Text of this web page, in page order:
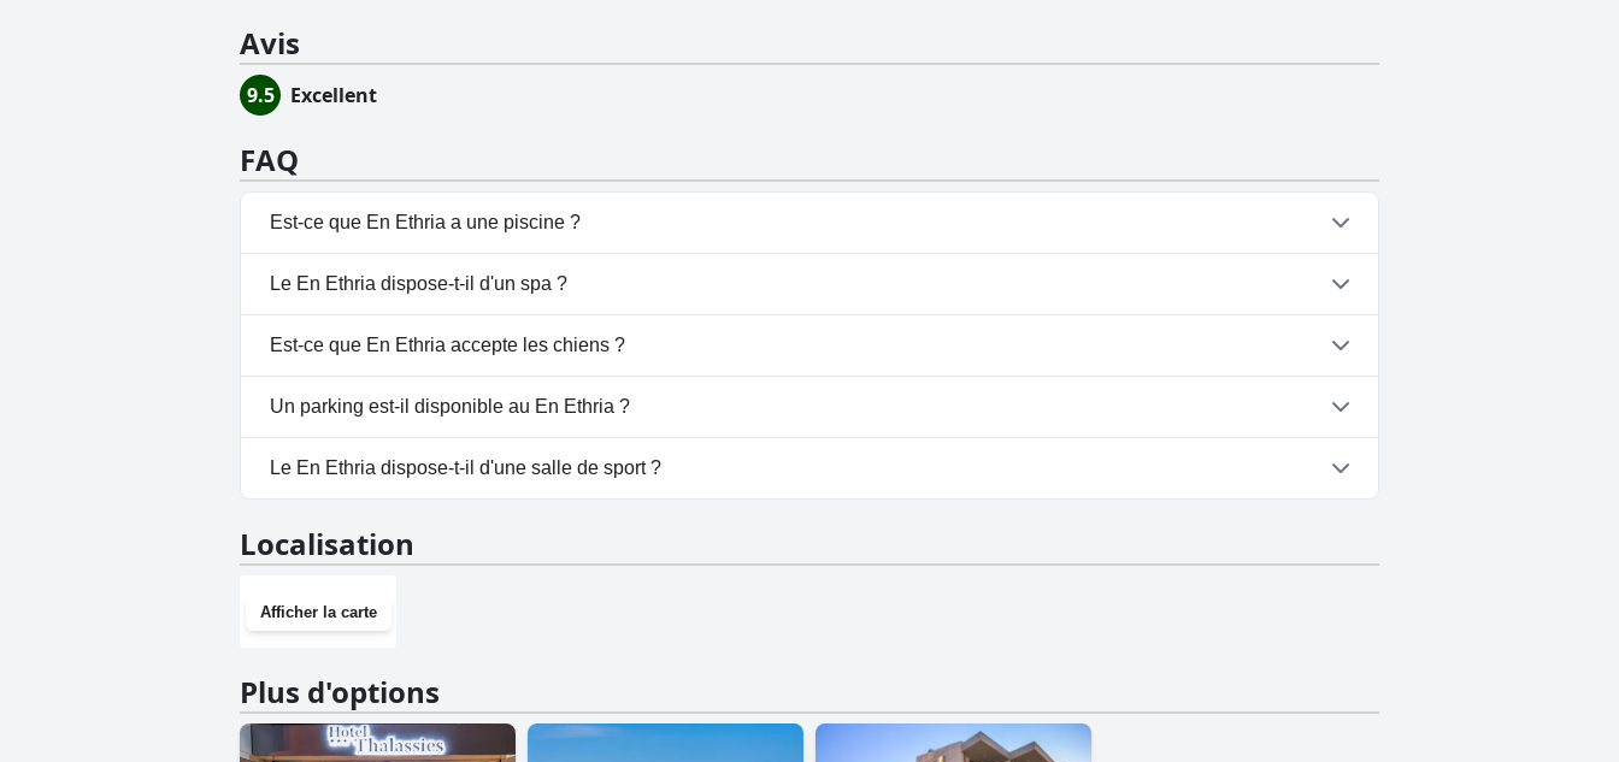
Avis
9.5 Excellent
FAQ
Est-ce que En Ethria a une piscine ?
Non, En Ethria n'a pas de piscine.
Le En Ethria dispose-t-il d'un spa ?
Non, il n'y a pas de spa à En Ethria.
Est-ce que En Ethria accepte les chiens ?
Non, En Ethria n'accepte pas les chiens.
Un parking est-il disponible au En Ethria ?
Oui, un parking est disponible à En Ethria.
Le En Ethria dispose-t-il d'une salle de sport ?
Localisation
Afficher la carte
Plus d'options